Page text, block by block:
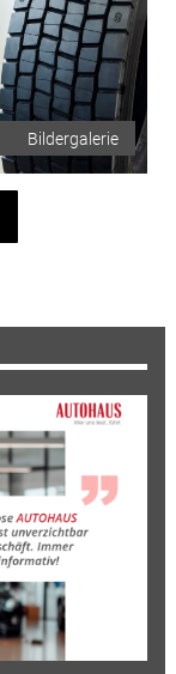
Bildergalerie